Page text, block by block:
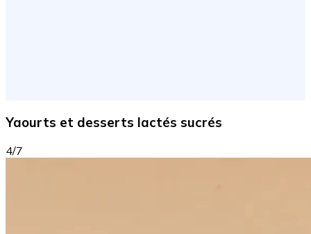
Yaourts et desserts lactés sucrés
4/7